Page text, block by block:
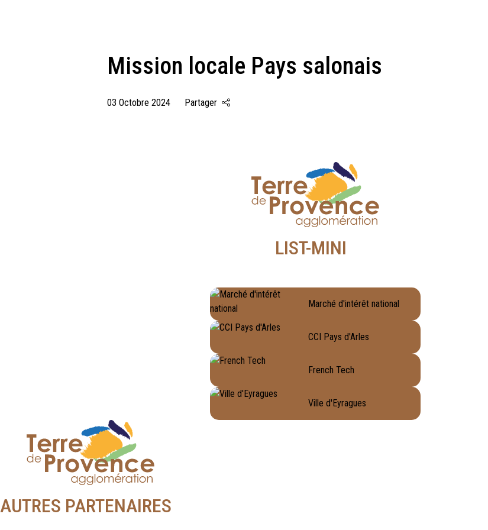
Mission locale Pays salonais
03 Octobre 2024 Partager
LIST-MINI
Marché d'intérêt national
CCI Pays d'Arles
French Tech
Ville d'Eyragues
AUTRES PARTENAIRES